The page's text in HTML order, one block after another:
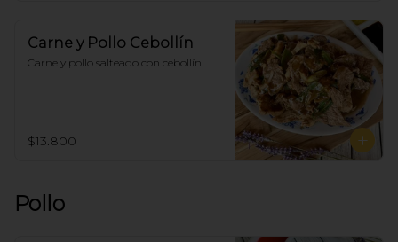
Carne y Pollo Cebollín
Carne y pollo salteado con cebollín
$13.800
Pollo